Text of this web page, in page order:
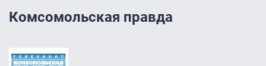
Комсомольская правда